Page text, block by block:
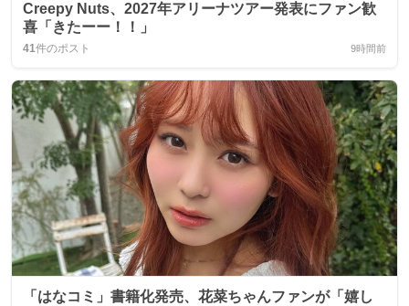
Creepy Nuts、2027年アリーナツアー発表にファン歓
喜「きたーー！！」
41件のポスト 9時間前
「はなコミ」書籍化発売、花菜ちゃんファンが「嬉し